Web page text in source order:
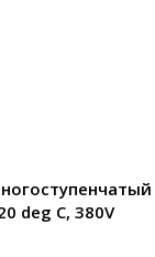
deg C, 380V